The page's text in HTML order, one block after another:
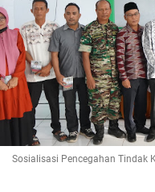
Sosialisasi Pencegahan Tindak